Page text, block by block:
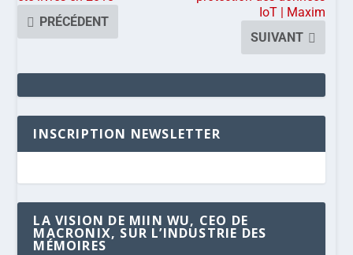
PRÉCÉDENT
IoT | Maxim
SUIVANT
INSCRIPTION NEWSLETTER
LA VISION DE MIIN WU, CEO DE
MACRONIX, SUR L’INDUSTRIE DES
MÉMOIRES